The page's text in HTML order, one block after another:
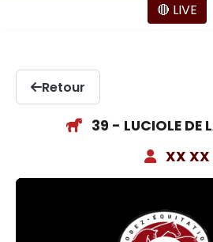
🔴 LIVE
Retour
39 - LUCIOLE DE
XX XX